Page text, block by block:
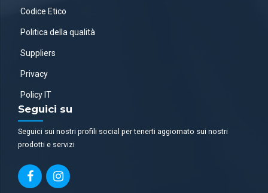
Codice Etico
Politica della qualità
Suppliers
Privacy
Policy IT
Seguici su
Seguici sui nostri profili social per tenerti aggiornato sui nostri
prodotti e servizi